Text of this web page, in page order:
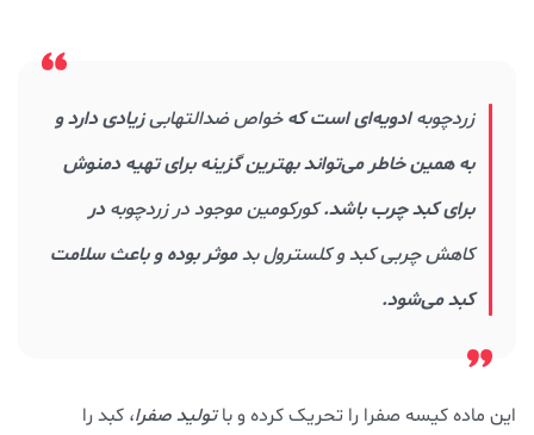
زردچوبهادویه‌ای است کهخواص ضدالتهابیزیادی دارد و
به همین خاطر می‌تواند بهترین گزینه برای تهیه دمنوش
برای کبد چرب باشد.کورکومین موجود در زردچوبه در
کاهش چربی کبد و کلسترول بدموثر بوده و باعث سلامت
کبد می‌شود.
این ماده کیسه صفرا را تحریک کرده و باتولید صفرا، کبد را